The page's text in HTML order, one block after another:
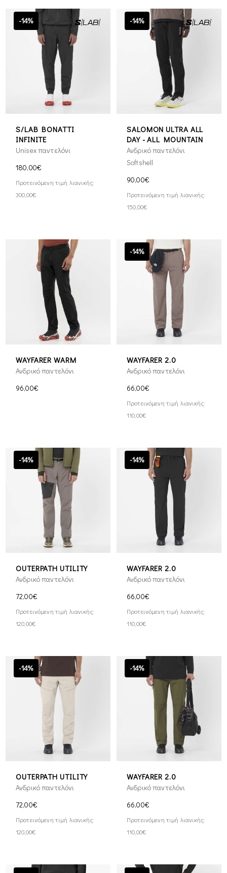
-14%
S/LAB BONATTI
INFINITE
Unisex παντελόνι
180,00€
Προτεινόμενη τιμή λιανικής:
300,00€
-14%
SALOMON ULTRA ALL
DAY - ALL MOUNTAIN
Ανδρικό παντελόνι
Softshell
90,00€
Προτεινόμενη τιμή λιανικής:
150,00€
WAYFARER WARM
Ανδρικό παντελόνι
96,00€
-14%
WAYFARER 2.0
Ανδρικό παντελόνι
66,00€
Προτεινόμενη τιμή λιανικής:
110,00€
-14%
OUTERPATH UTILITY
Ανδρικό παντελόνι
72,00€
Προτεινόμενη τιμή λιανικής:
120,00€
-14%
WAYFARER 2.0
Ανδρικό παντελόνι
66,00€
Προτεινόμενη τιμή λιανικής:
110,00€
-14%
OUTERPATH UTILITY
Ανδρικό παντελόνι
72,00€
Προτεινόμενη τιμή λιανικής:
120,00€
-14%
WAYFARER 2.0
Ανδρικό παντελόνι
66,00€
Προτεινόμενη τιμή λιανικής:
110,00€